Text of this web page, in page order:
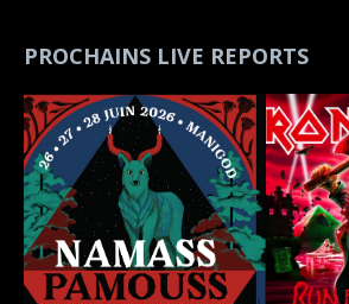
PROCHAINS LIVE REPORTS